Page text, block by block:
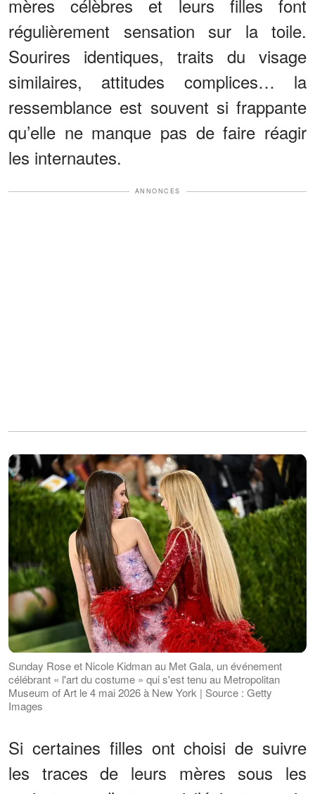
mères célèbres et leurs filles font
régulièrement sensation sur la toile.
Sourires identiques, traits du visage
similaires, attitudes complices… la
ressemblance est souvent si frappante
qu’elle ne manque pas de faire réagir
les internautes.
ANNONCES
Sunday Rose et Nicole Kidman au Met Gala, un événement
célébrant « l'art du costume » qui s'est tenu au Metropolitan
Museum of Art le 4 mai 2026 à New York | Source : Getty
Images
Si certaines filles ont choisi de suivre
les traces de leurs mères sous les